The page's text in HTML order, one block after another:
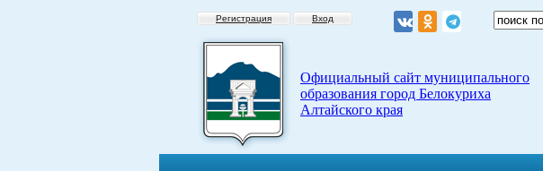
Регистрация Вход
Официальный сайт муниципального
образования город Белокуриха
Алтайского края